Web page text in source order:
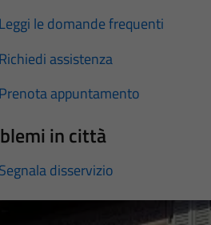
Leggi le domande frequenti
Richiedi assistenza
Prenota appuntamento
in città
Segnala disservizio